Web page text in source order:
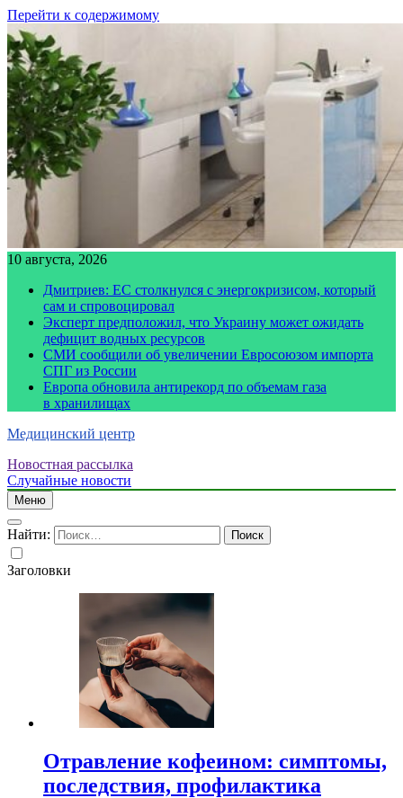
Перейти к содержимому
10 августа, 2026
Дмитриев: ЕС столкнулся с энергокризисом, который
сам и спровоцировал
Эксперт предположил, что Украину может ожидать
дефицит водных ресурсов
СМИ сообщили об увеличении Евросоюзом импорта
СПГ из России
Европа обновила антирекорд по объемам газа
в хранилищах
Медицинский центр
Новостная рассылка
Случайные новости
Меню
Найти:
Заголовки
Отравление кофеином: симптомы,
последствия, профилактика